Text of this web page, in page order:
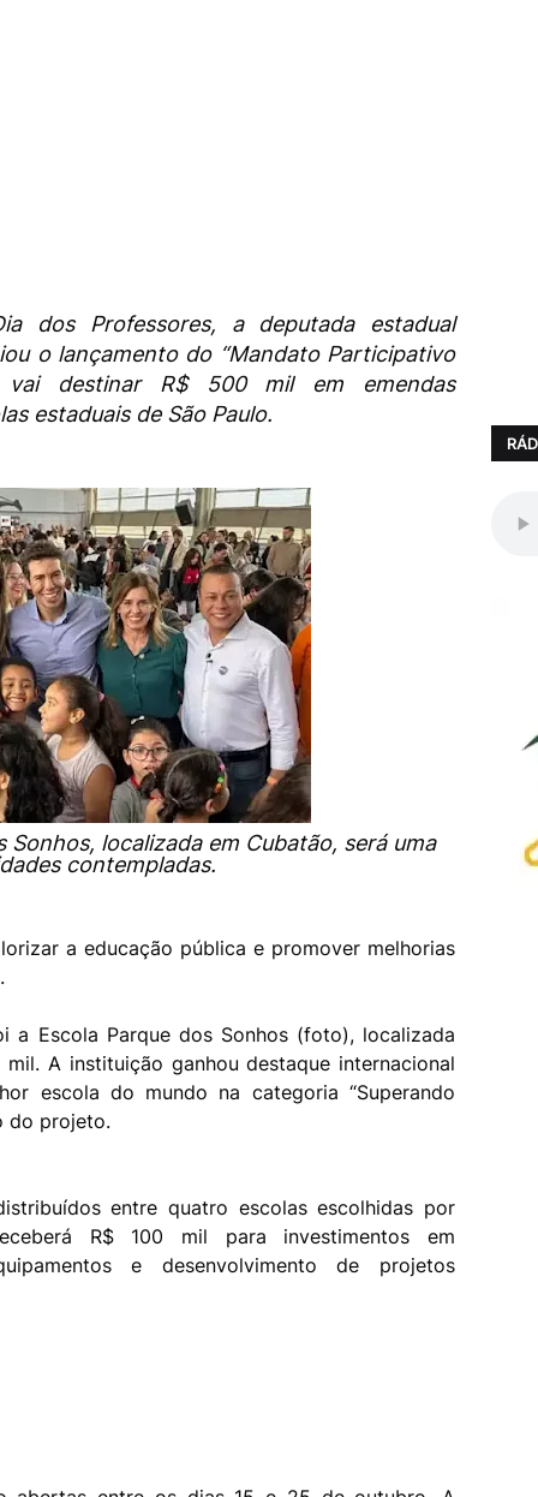
dos Professores, a deputada estadual
o lançamento do “Mandato Participativo
vai destinar R$ 500 mil em emendas
estaduais de São Paulo.
Sonhos, localizada em Cubatão, será uma
contempladas.
a educação pública e promover melhorias
a Escola Parque dos Sonhos (foto), localizada
A instituição ganhou destaque internacional
escola do mundo na categoria “Superando
do projeto.
entre quatro escolas escolhidas por
R$ 100 mil para investimentos em
e desenvolvimento de projetos